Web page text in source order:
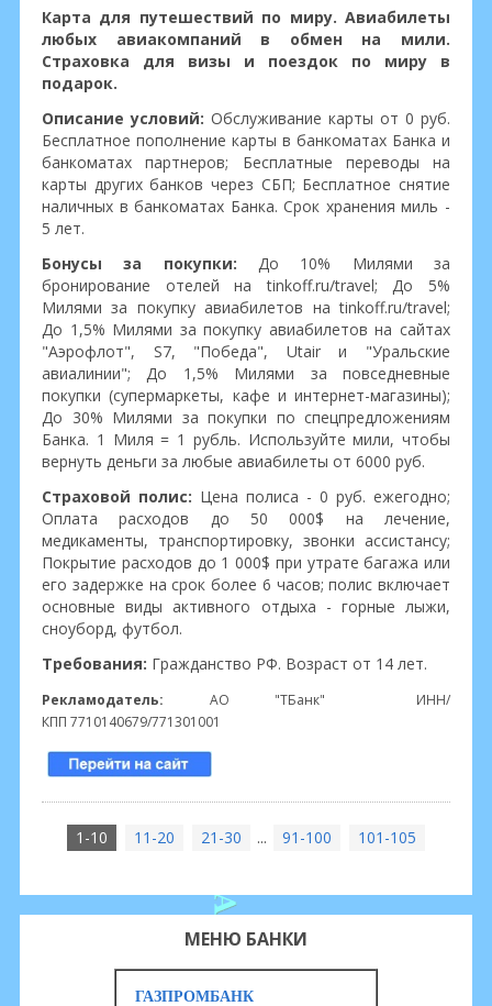
Карта для путешествий по миру. Авиабилеты
любых авиакомпаний в обмен на мили.
Страховка для визы и поездок по миру в
подарок.
Описание условий: Обслуживание карты от 0 руб.
Бесплатное пополнение карты в банкоматах Банка и
банкоматах партнеров; Бесплатные переводы на
карты других банков через СБП; Бесплатное снятие
наличных в банкоматах Банка. Срок хранения миль -
5 лет.
Бонусы за покупки: До 10% Милями за
бронирование отелей на tinkoff.ru/travel; До 5%
Милями за покупку авиабилетов на tinkoff.ru/travel;
До 1,5% Милями за покупку авиабилетов на сайтах
"Аэрофлот", S7, "Победа", Utair и "Уральские
авиалинии"; До 1,5% Милями за повседневные
покупки (супермаркеты, кафе и интернет-магазины);
До 30% Милями за покупки по спецпредложениям
Банка. 1 Миля = 1 рубль. Используйте мили, чтобы
вернуть деньги за любые авиабилеты от 6000 руб.
Страховой полис: Цена полиса - 0 руб. ежегодно;
Оплата расходов до 50 000$ на лечение,
медикаменты, транспортировку, звонки ассистансу;
Покрытие расходов до 1 000$ при утрате багажа или
его задержке на срок более 6 часов; полис включает
основные виды активного отдыха - горные лыжи,
сноуборд, футбол.
Требования: Гражданство РФ. Возраст от 14 лет.
Рекламодатель: АО "ТБанк" ИНН/
КПП 7710140679/771301001
1-10 11-20 21-30 ... 91-100 101-105
МЕНЮ БАНКИ
ГАЗПРОМБАНК